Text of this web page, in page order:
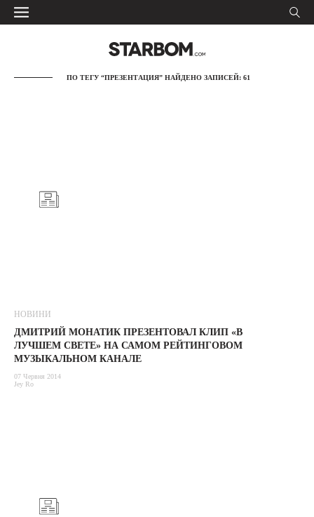
ПО ТЕГУ “ПРЕЗЕНТАЦИЯ” НАЙДЕНО ЗАПИСЕЙ: 61
НОВИНИ
ДМИТРИЙ МОНАТИК ПРЕЗЕНТОВАЛ КЛИП «В
ЛУЧШЕМ СВЕТЕ» НА САМОМ РЕЙТИНГОВОМ
МУЗЫКАЛЬНОМ КАНАЛЕ
07 Червня 2014
Jey Ro